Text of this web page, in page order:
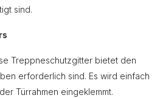
sind.
Treppneschutzgitter bietet den
erforderlich sind. Es wird einfach
Türrahmen eingeklemmt.